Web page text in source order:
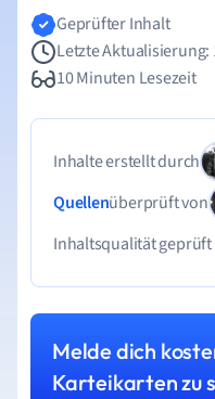
Geprüfter Inhalt
Letzte Aktualisierung:
10 Minuten Lesezeit
Inhalte erstellt durch
Quellenüberprüft von
Inhaltsqualität geprüft
Melde dich
Karteikarten zu